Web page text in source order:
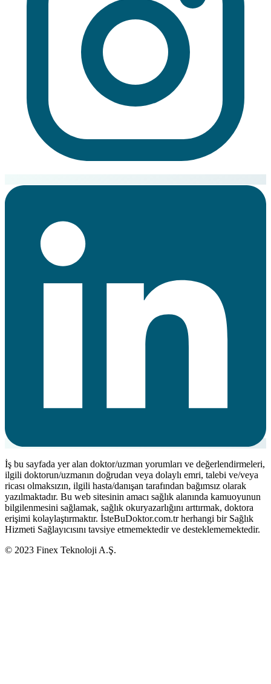
İş bu sayfada yer alan doktor/uzman yorumları ve değerlendirmeleri,
ilgili doktorun/uzmanın doğrudan veya dolaylı emri, talebi ve/veya
ricası olmaksızın, ilgili hasta/danışan tarafından bağımsız olarak
yazılmaktadır. Bu web sitesinin amacı sağlık alanında kamuoyunun
bilgilenmesini sağlamak, sağlık okuryazarlığını arttırmak, doktora
erişimi kolaylaştırmaktır. İsteBuDoktor.com.tr herhangi bir Sağlık
Hizmeti Sağlayıcısını tavsiye etmemektedir ve desteklememektedir.
© 2023 Finex Teknoloji A.Ş.